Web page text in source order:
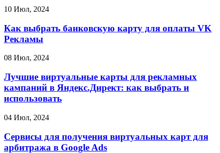
10 Июл, 2024
Как выбрать банковскую карту для оплаты VK
Рекламы
08 Июл, 2024
Лучшие виртуальные карты для рекламных
кампаний в Яндекс.Директ: как выбрать и
использовать
04 Июл, 2024
Сервисы для получения виртуальных карт для
арбитража в Google Ads